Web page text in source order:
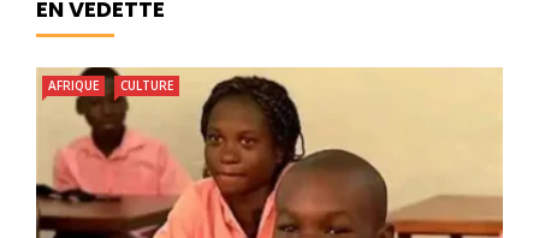
EN VEDETTE
AFRIQUE CULTURE